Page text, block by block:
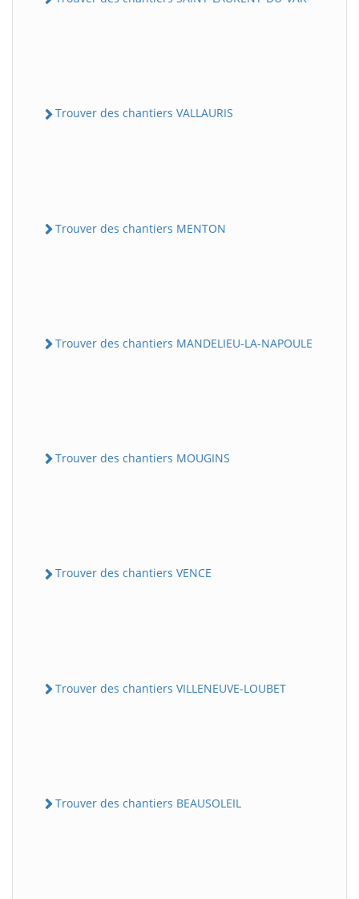
Trouver des chantiers VALLAURIS
Trouver des chantiers MENTON
Trouver des chantiers MANDELIEU-LA-NAPOULE
Trouver des chantiers MOUGINS
Trouver des chantiers VENCE
Trouver des chantiers VILLENEUVE-LOUBET
Trouver des chantiers BEAUSOLEIL